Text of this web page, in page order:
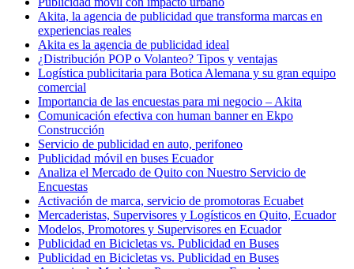
Akita, la agencia de publicidad que transforma marcas en
experiencias reales
Akita es la agencia de publicidad ideal
¿Distribución POP o Volanteo? Tipos y ventajas
Logística publicitaria para Botica Alemana y su gran equipo
comercial
Importancia de las encuestas para mi negocio – Akita
Comunicación efectiva con human banner en Ekpo
Construcción
Servicio de publicidad en auto, perifoneo
Publicidad móvil en buses Ecuador
Analiza el Mercado de Quito con Nuestro Servicio de
Encuestas
Activación de marca, servicio de promotoras Ecuabet
Mercaderistas, Supervisores y Logísticos en Quito, Ecuador
Modelos, Promotores y Supervisores en Ecuador
Publicidad en Bicicletas vs. Publicidad en Buses
Publicidad en Bicicletas vs. Publicidad en Buses